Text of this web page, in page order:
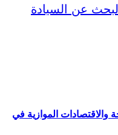
والاقتصادات الموازية في